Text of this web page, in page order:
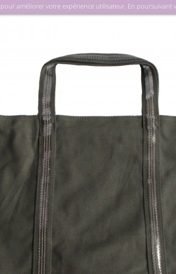
améliorer votre expérience utilisateur. En poursuivant